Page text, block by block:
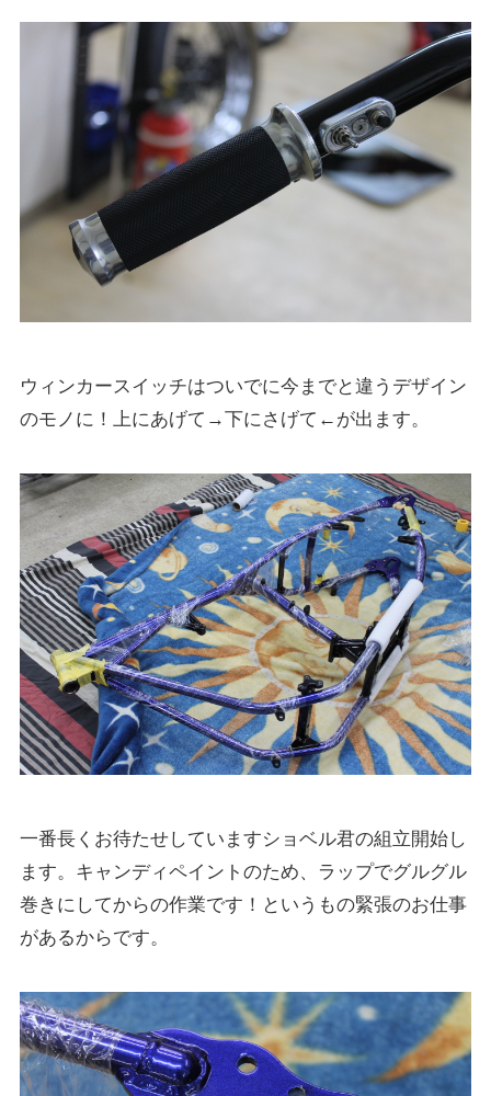
ウィンカースイッチはついでに今までと違うデザイン
のモノに！上にあげて→下にさげて←が出ます。
一番長くお待たせしていますショベル君の組立開始し
ます。キャンディペイントのため、ラップでグルグル
巻きにしてからの作業です！というもの緊張のお仕事
があるからです。